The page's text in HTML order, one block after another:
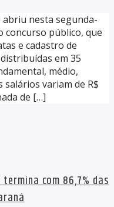
nesta segunda-
concurso público, que
e cadastro de
em 35
médio,
variam de R$
de […]
com 86,7% das